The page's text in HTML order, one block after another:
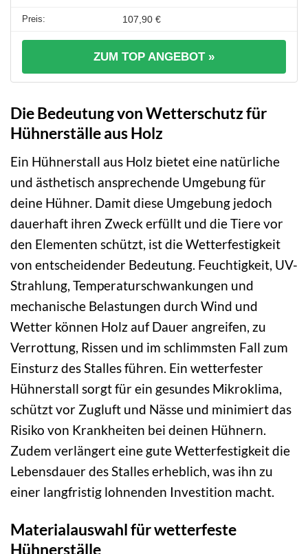
107,90 €
ZUM TOP ANGEBOT »
Die Bedeutung von Wetterschutz für
Hühnerställe aus Holz
Ein Hühnerstall aus Holz bietet eine natürliche
und ästhetisch ansprechende Umgebung für
deine Hühner. Damit diese Umgebung jedoch
dauerhaft ihren Zweck erfüllt und die Tiere vor
den Elementen schützt, ist die Wetterfestigkeit
von entscheidender Bedeutung. Feuchtigkeit, UV-
Strahlung, Temperaturschwankungen und
mechanische Belastungen durch Wind und
Wetter können Holz auf Dauer angreifen, zu
Verrottung, Rissen und im schlimmsten Fall zum
Einsturz des Stalles führen. Ein wetterfester
Hühnerstall sorgt für ein gesundes Mikroklima,
schützt vor Zugluft und Nässe und minimiert das
Risiko von Krankheiten bei deinen Hühnern.
Zudem verlängert eine gute Wetterfestigkeit die
Lebensdauer des Stalles erheblich, was ihn zu
einer langfristig lohnenden Investition macht.
Materialauswahl für wetterfeste
Hühnerställe